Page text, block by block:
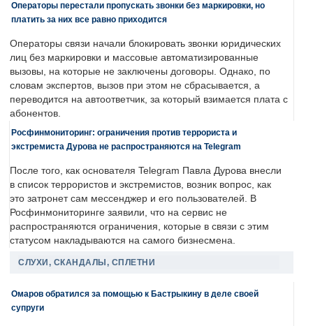
Операторы перестали пропускать звонки без маркировки, но
платить за них все равно приходится
Операторы связи начали блокировать звонки юридических
лиц без маркировки и массовые автоматизированные
вызовы, на которые не заключены договоры. Однако, по
словам экспертов, вызов при этом не сбрасывается, а
переводится на автоответчик, за который взимается плата с
абонентов.
Росфинмониторинг: ограничения против террориста и
экстремиста Дурова не распространяются на Telegram
После того, как основателя Telegram Павла Дурова внесли
в список террористов и экстремистов, возник вопрос, как
это затронет сам мессенджер и его пользователей. В
Росфинмониторинге заявили, что на сервис не
распространяются ограничения, которые в связи с этим
статусом накладываются на самого бизнесмена.
СЛУХИ, СКАНДАЛЫ, СПЛЕТНИ
Омаров обратился за помощью к Бастрыкину в деле своей
супруги